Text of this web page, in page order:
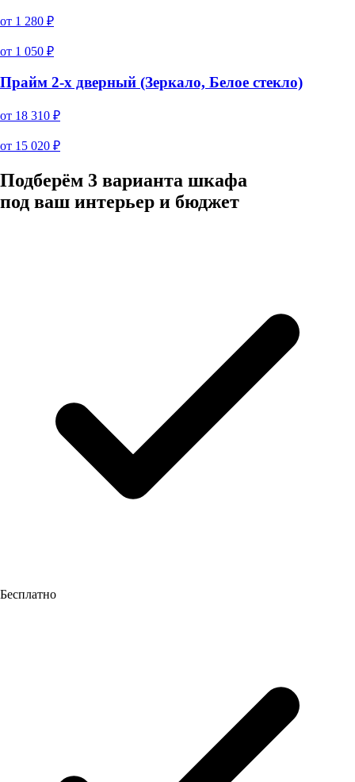
от 1 280 ₽
от 1 050 ₽
Прайм 2-х дверный (Зеркало, Белое стекло)
от 18 310 ₽
от 15 020 ₽
Подберём 3 варианта шкафа
под ваш интерьер и бюджет
Бесплатно